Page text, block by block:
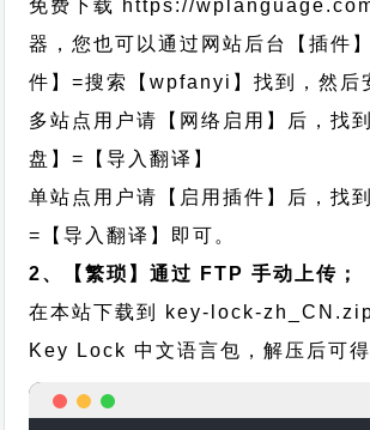
免费下载 https://
器，您也可以通过网站后台【插件
件】=搜索【wpfanyi】找到，然后
多站点用户请【网络启用】后，找
盘】=【导入翻译】
单站点用户请【启用插件】后，找
=【导入翻译】即可。
2、【繁琐】通过 FTP 手动上传；
在本站下载到 key-lock-
Key Lock 中文语言包，解压后可得